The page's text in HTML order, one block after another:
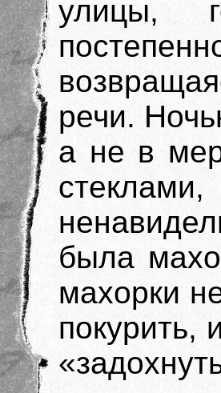
улицы,
речи.
а не в
была
махорки
покурить,